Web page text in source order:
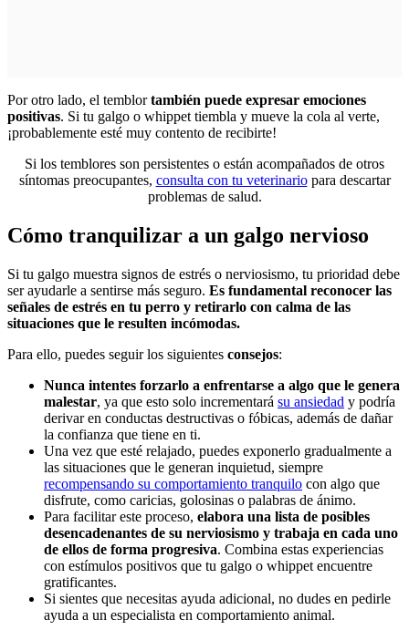
Por otro lado, el temblortambién puede expresar emociones
positivas. Si tu galgo o whippet tiembla y mueve la cola al verte,
¡probablemente esté muy contento de recibirte!
Si los temblores son persistentes o están acompañados de otros
síntomas preocupantes, consulta con tu veterinariopara descartar
problemas de salud.
Cómo tranquilizar a un galgo nervioso
Si tu galgo muestra signos de estrés o nerviosismo, tu prioridad debe
ser ayudarle a sentirse más seguro. Es fundamental reconocer las
señales de estrés en tu perro y retirarlo con calma de las
situaciones que le resulten incómodas.
Para ello, puedes seguir los siguientes consejos:
Nunca intentes forzarlo a enfrentarse a algo que le genera
malestar, ya que esto solo incrementará su ansiedad y podría
derivar en conductas destructivas o fóbicas, además de dañar
la confianza que tiene en ti.
Una vez que esté relajado, puedes exponerlo gradualmente a
las situaciones que le generan inquietud, siempre
recompensando su comportamiento tranquilo con algo que
disfrute, como caricias, golosinas o palabras de ánimo.
Para facilitar este proceso, elabora una lista de posibles
desencadenantes de su nerviosismo y trabaja en cada uno
de ellos de forma progresiva. Combina estas experiencias
con estímulos positivos que tu galgo o whippet encuentre
gratificantes.
Si sientes que necesitas ayuda adicional, no dudes en pedirle
ayuda a un especialista en comportamiento animal.